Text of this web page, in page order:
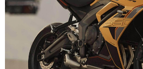
Khởi nghiệp
Tiêu
Tỷ giá
Chứng
Giá cà